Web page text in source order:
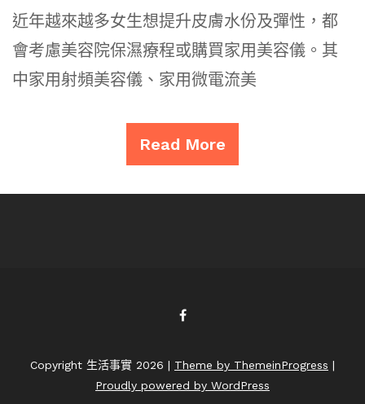
近年越來越多女生想提升皮膚水份及彈性，都
會考慮美容院保濕療程或購買家用美容儀。其
中家用射頻美容儀、家用微電流美
Read More
Copyright 生活事實 2026 | Theme by ThemeinProgress |
Proudly powered by WordPress